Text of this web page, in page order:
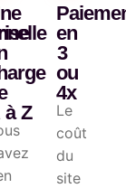
à Z
en
3
ou
4x
Le
coût
du
site